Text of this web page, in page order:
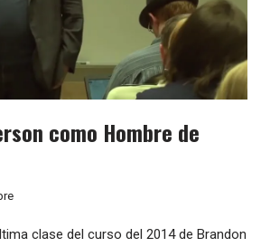
como Hombre de
clase del curso del 2014 de Brandon